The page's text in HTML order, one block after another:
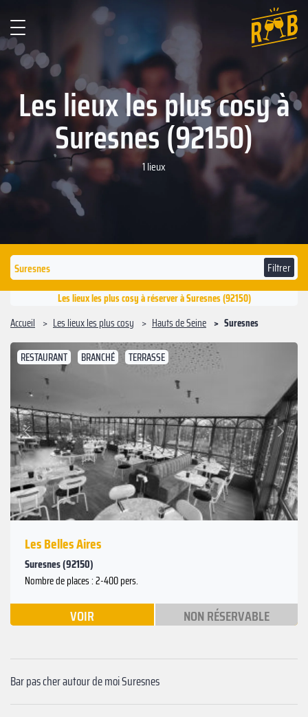
Les lieux les plus cosy à
Suresnes (92150)
1 lieux
Filtrer
Les lieux les plus cosy à réserver à Suresnes (92150)
Accueil
Les lieux les plus cosy Hauts de Seine Suresnes
RESTAURANT BRANCHÉ TERRASSE
Précédent
Suivant
Les Belles Aires
Suresnes (92150)
Nombre de places : 2-400 pers.
VOIR NON RÉSERVABLE
Bar pas cher autour de moi Suresnes